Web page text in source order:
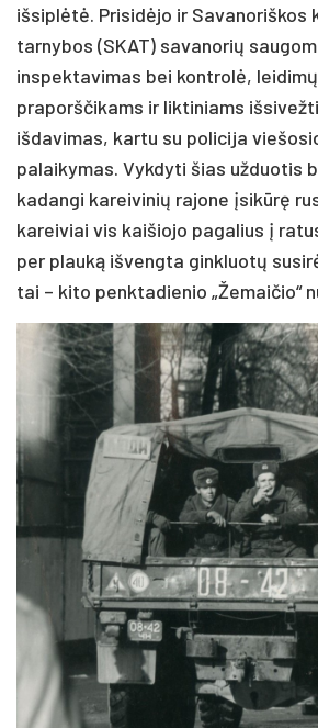
išsiplėtė. Prisidėjo ir Savanoriškos
tarnybos (SKAT) savanorių
inspektavimas bei kontrolė,
praporščikams ir liktiniams
išdavimas, kartu su policija
palaikymas. Vykdyti šias užduotis
kadangi kareivinių rajone įsikūrę
kareiviai vis kaišiojo pagalius į
per plauką išvengta ginkluotų
tai – kito penktadienio „Žemaičio“